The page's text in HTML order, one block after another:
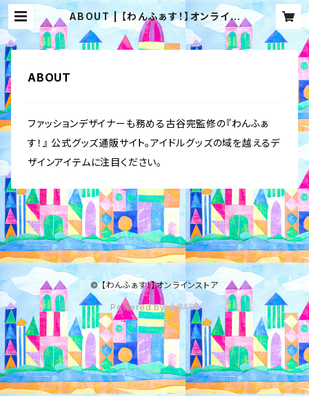
ABOUT | 【わんふぁす！】オンライン
ストア
ABOUT
ファッションデザイナーも務める古谷完監修の『わんふぁ
す！』 公式グッズ通販サイト。アイドルグッズの域を越えるデ
ザインアイテムに注目ください。
© 【わんふぁす！】オンラインストア
Powered by